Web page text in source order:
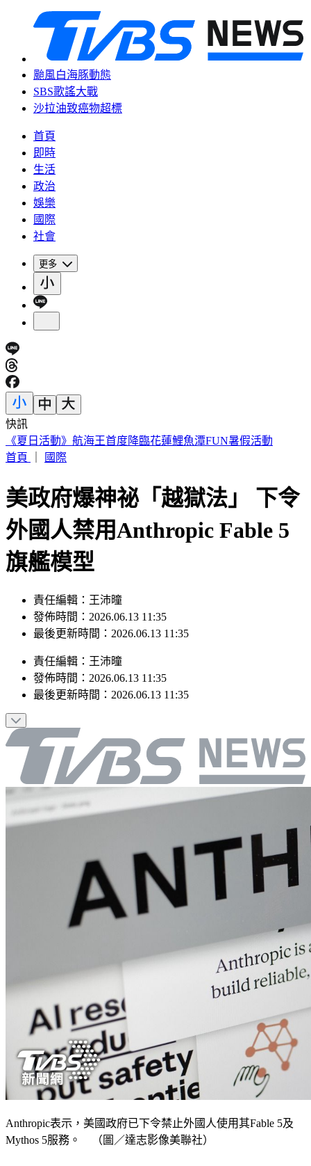
颱風白海豚動態
SBS歌謠大戰
沙拉油致癌物超標
首頁
即時
生活
政治
娛樂
國際
社會
更多
快訊
開砲東發號不厚道 詹江村：沒必要先找蔣萬安簽名再嘲諷
首頁
國際
美政府爆神祕「越獄法」 下令
外國人禁用Anthropic Fable 5
旗艦模型
責任編輯：王沛曈
發佈時間：2026.06.13 11:35
最後更新時間：2026.06.13 11:35
責任編輯 ： 王沛曈
發佈時間： 2026.06.13 11:35
最後更新時間： 2026.06.13 11:35
Anthropic表示，美國政府已下令禁止外國人使用其Fable 5及
Mythos 5服務。 （圖／達志影像美聯社）